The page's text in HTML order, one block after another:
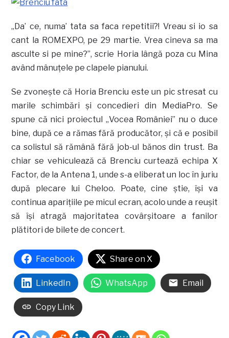
„Da’ ce, numa’ tata sa faca repetitii?! Vreau si io sa
cant la ROMEXPO, pe 29 martie. Vrea cineva sa ma
asculte si pe mine?”, scrie Horia lângă poza cu Mina
având mânuţele pe clapele pianului.
Se zvoneşte că Horia Brenciu este un pic stresat cu
marile schimbări şi concedieri din MediaPro. Se
spune că nici proiectul „Vocea României” nu o duce
bine, după ce a rămas fără producător, şi că e posibil
ca solistul să rămână fără job-ul bănos din trust. Ba
chiar se vehiculează că Brenciu curtează echipa X
Factor, de la Antena 1, unde s-a eliberat un loc în juriu
după plecare lui Cheloo. Poate, cine ştie, îşi va
continua apariţiile pe micul ecran, acolo unde a reuşit
să îşi atragă majoritatea covârşitoare a fanilor
plătitori de bilete de concert.
Facebook Share on X
LinkedIn WhatsApp Email
Copy Link